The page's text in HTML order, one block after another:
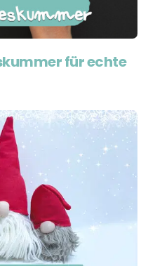
für echte